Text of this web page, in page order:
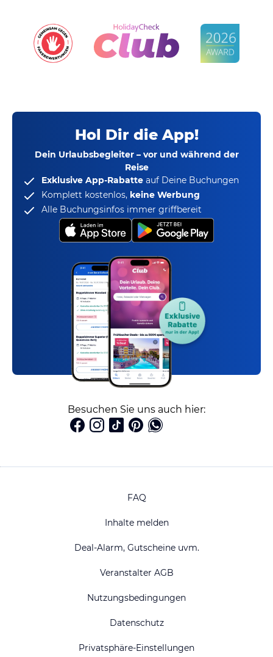
Hol Dir die App!
Dein Urlaubsbegleiter – vor und während der
Reise
Exklusive App-Rabatte auf Deine Buchungen
Komplett kostenlos, keine Werbung
Alle Buchungsinfos immer griffbereit
Besuchen Sie uns auch hier:
FAQ
Inhalte melden
Deal-Alarm, Gutscheine uvm.
Veranstalter AGB
Nutzungsbedingungen
Datenschutz
Privatsphäre-Einstellungen